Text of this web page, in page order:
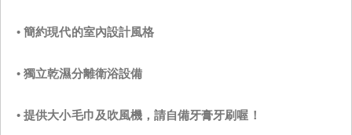
•簡約現代的室內設計風格
•獨立乾濕分離衛浴設備
•提供大小毛巾及吹風機，請自備牙膏牙刷喔！